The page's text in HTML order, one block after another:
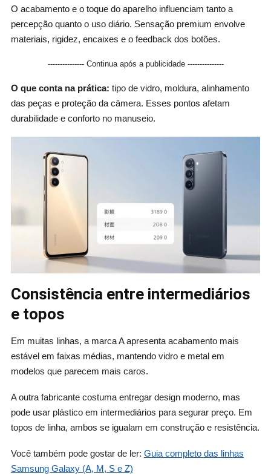
O acabamento e o toque do aparelho influenciam tanto a
percepção quanto o uso diário. Sensação premium envolve
materiais, rigidez, encaixes e o feedback dos botões.
--------------- Continua após a publicidade ---------------
O que conta na prática: tipo de vidro, moldura, alinhamento
das peças e proteção da câmera. Esses pontos afetam
durabilidade e conforto no manuseio.
Consistência entre intermediários
e topos
Em muitas linhas, a marca A apresenta acabamento mais
estável em faixas médias, mantendo vidro e metal em
modelos que parecem mais caros.
A outra fabricante costuma entregar design moderno, mas
pode usar plástico em intermediários para segurar preço. Em
topos de linha, ambos se igualam em construção e resistência.
Você também pode gostar de ler: Guia completo das linhas
Samsung Galaxy (A, M, S e Z)